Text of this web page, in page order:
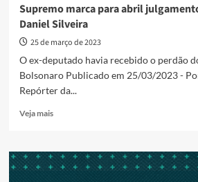
Supremo marca para abril
Daniel Silveira
25 de março de 2023
O ex-deputado havia recebido o perdão
Bolsonaro Publicado em 25/03/2023 -
Repórter da...
Veja maisRead
Supremo
marca